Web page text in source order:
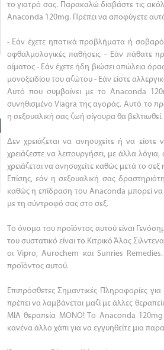
το γιατρό σας. Παρακαλώ διαβάστε τις
Anaconda 120mg. Πρέπει να αποφύγετε
- Εάν έχετε ηπατικά προβλήματα ή
οφθαλμολογικές παθήσεις - Εάν πάθατε
αίματος - Εάν έχετε ήδη βιώσει απώλεια
μονοξειδίου του αζώτου - Εάν είστε
Αυτό που συμβαίνει με το Anaconda
συνηθισμένο Viagra της αγοράς. Αυτό το
η σεξουαλική σας ζωή σίγουρα θα βελτιωθεί.
Δεν χρειάζεται να ανησυχείτε ή να
χρειάζεστε να λειτουργήσει, με άλλα
χρειάζεται να ανησυχείτε καθώς μετά το
Επίσης, εάν η σεξουαλική σας
καθώς η επίδραση του Anaconda μπορεί να
με τη σύντροφό σας στο σεξ.
Το όνομα του προϊόντος αυτού είναι
του συστατικό είναι το Κιτρικό Άλας
οι Vipro, Aurochem και Sunries
προϊόντος αυτού.
Επιπρόσθετες Σημαντικές Πληροφορίες
πρέπει να λαμβάνεται μαζί με άλλες
ΜΙΑ θεραπεία ΜΟΝΟ! Το Anaconda 120mg
κανένα άλλο χάπι για να εγγυηθείτε μια